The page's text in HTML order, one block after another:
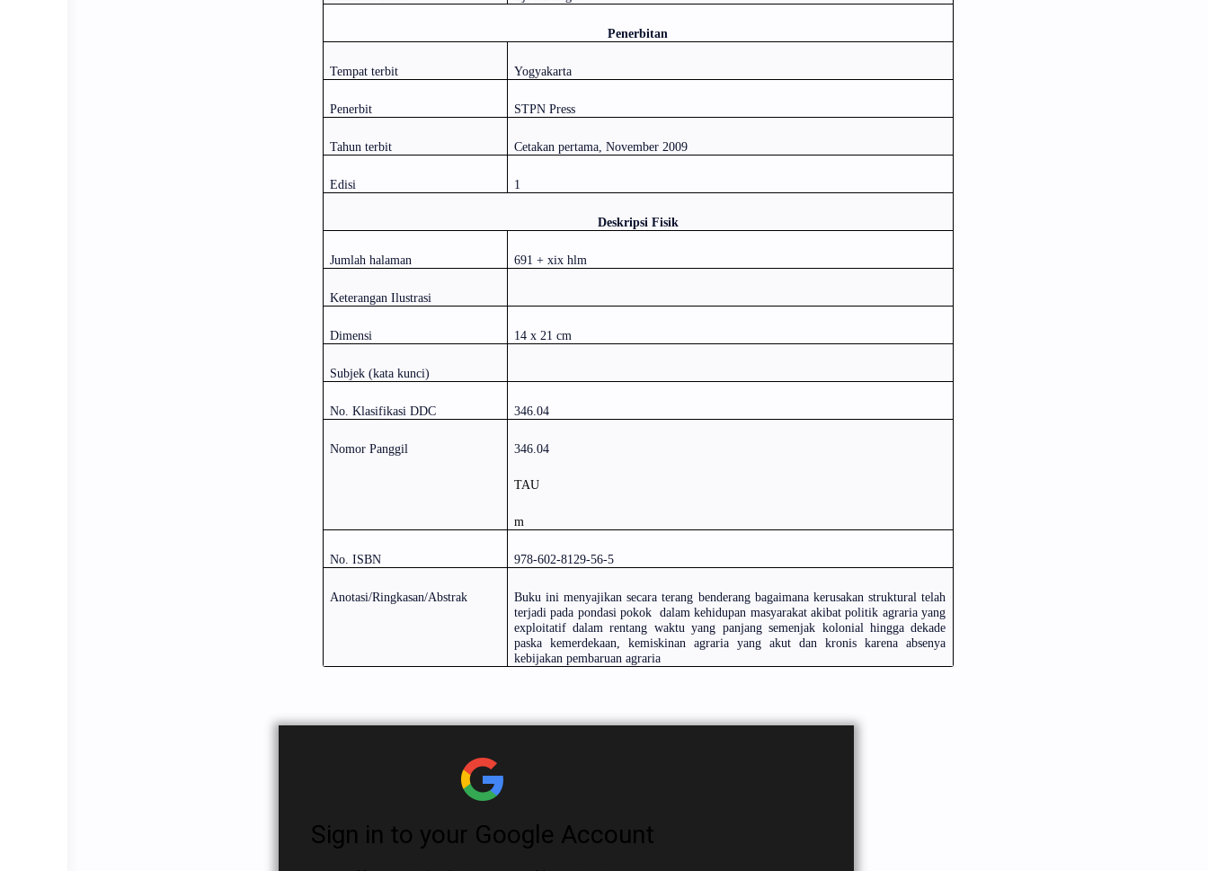
Penerbitan
Tempat terbit Yogyakarta
Penerbit STPN Press
Tahun terbit Cetakan pertama, November 2009
Edisi 1
Deskripsi Fisik
Jumlah halaman 691 + xix hlm
Keterangan Ilustrasi
Dimensi 14 x 21 cm
Subjek (kata kunci)
No. Klasifikasi DDC 346.04
Nomor Panggil 346.04
TAU
m
No. ISBN 978-602-8129-56-5
Anotasi/Ringkasan/Abstrak
Buku ini menyajikan secara terang benderang bagaimana kerusakan struktural telah
terjadi pada pondasi pokok
dalam kehidupan masyarakat akibat politik agraria yang
exploitatif dalam rentang waktu yang panjang semenjak kolonial hingga dekade
paska kemerdekaan, kemiskinan agraria yang akut dan kronis karena absenya
kebijakan pembaruan agraria